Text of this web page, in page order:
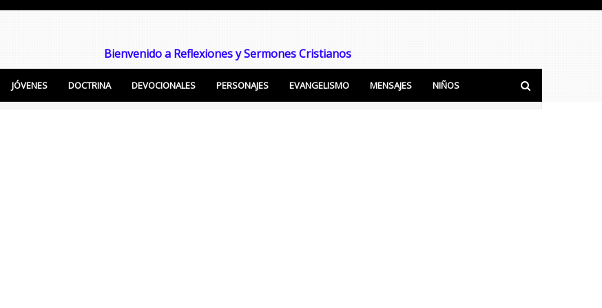
Bienvenido a Reflexiones y Sermones Cristianos
Enseñanzas Cristianas, Sermones, Temas Bíblicos para predicar y Enseñar
JÓVENES DOCTRINA DEVOCIONALES PERSONAJES EVANGELISMO MENSAJES NIÑOS